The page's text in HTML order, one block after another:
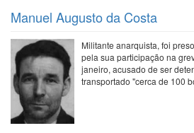
Manuel Augusto da Costa
Militante anarquista, foi
pela sua participação na
janeiro, acusado de ser
transportado "cerca de 100
Paginação